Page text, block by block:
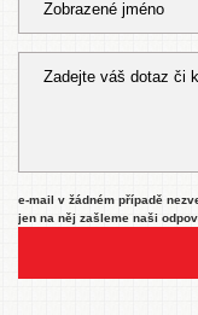
e-mail v žádném případě
jen na něj zašleme naši